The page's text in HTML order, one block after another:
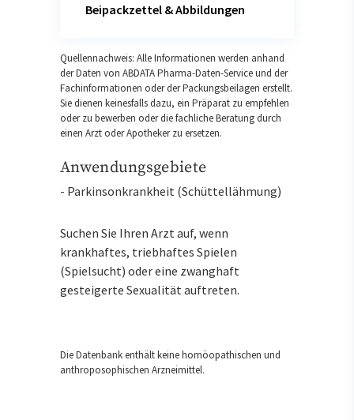
Beipackzettel & Abbildungen
Quellennachweis: Alle Informationen werden anhand
der Daten von ABDATA Pharma-Daten-Service und der
Fachinformationen oder der Packungsbeilagen erstellt.
Sie dienen keinesfalls dazu, ein Präparat zu empfehlen
oder zu bewerben oder die fachliche Beratung durch
einen Arzt oder Apotheker zu ersetzen.
Anwendungsgebiete
- Parkinsonkrankheit (Schüttellähmung)
Suchen Sie Ihren Arzt auf, wenn
krankhaftes, triebhaftes Spielen
(Spielsucht) oder eine zwanghaft
gesteigerte Sexualität auftreten.
Die Datenbank enthält keine homöopathischen und
anthroposophischen Arzneimittel.